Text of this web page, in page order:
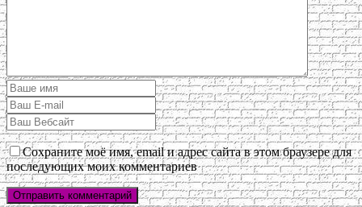
Сохраните моё имя, email и адрес сайта в этом браузере для
последующих моих комментариев